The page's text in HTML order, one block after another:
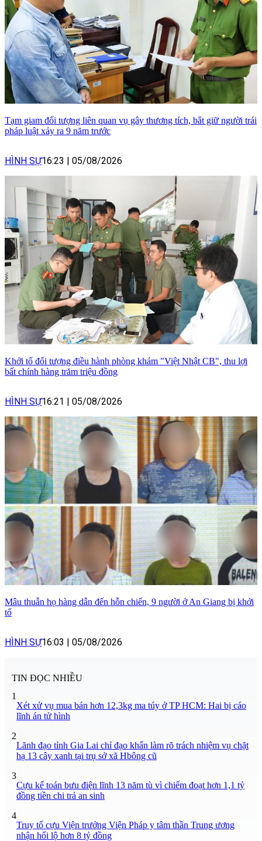
Tạm giam đối tượng liên quan vụ gây thương tích, bắt giữ người trái
pháp luật xảy ra 9 năm trước
HÌNH SỰ16:23 05/08/2026
Khởi tố đối tượng điều hành phòng khám "Việt Nhật CB", thu lợi
bất chính hàng trăm triệu đồng
HÌNH SỰ16:21 05/08/2026
Mâu thuẫn họ hàng dẫn đến hỗn chiến, 9 người ở An Giang bị khởi
tố
HÌNH SỰ16:03 05/08/2026
TIN ĐỌC NHIỀU
1
Xét xử vụ mua bán hơn 12,3kg ma túy ở TP HCM: Hai bị cáo
lĩnh án tử hình
2
Lãnh đạo tỉnh Gia Lai chỉ đạo khẩn làm rõ trách nhiệm vụ chặt
hạ 13 cây xanh tại trụ sở xã Hbông cũ
3
Cựu kế toán bưu điện lĩnh 13 năm tù vì chiếm đoạt hơn 1,1 tỷ
đồng tiền chi trả an sinh
4
Truy tố cựu Viện trưởng Viện Pháp y tâm thần Trung ương
nhận hối lộ hơn 8 tỷ đồng